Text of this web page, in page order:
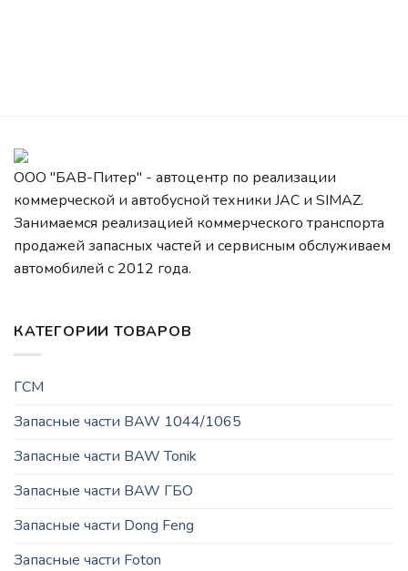
ООО "БАВ-Питер" - автоцентр по реализации
коммерческой и автобусной техники JAC и SIMAZ.
Занимаемся реализацией коммерческого транспорта
продажей запасных частей и сервисным обслуживаем
автомобилей c 2012 года.
КАТЕГОРИИ ТОВАРОВ
ГСМ
Запасные части BAW 1044/1065
Запасные части BAW Tonik
Запасные части BAW ГБО
Запасные части Dong Feng
Запасные части Foton